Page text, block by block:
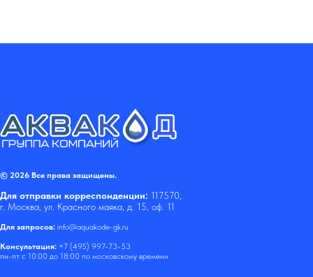
© 2026 Все права защищены.
Для отправки корреспонденции: 117570,
г. Москва, ул. Красного маяка, д. 15, оф. 11
Для запросов: info@aquakode-gk.ru
Консультация: +7 (495) 997-73-53
пн-пт с 10:00 до 18:00 по московскому времени